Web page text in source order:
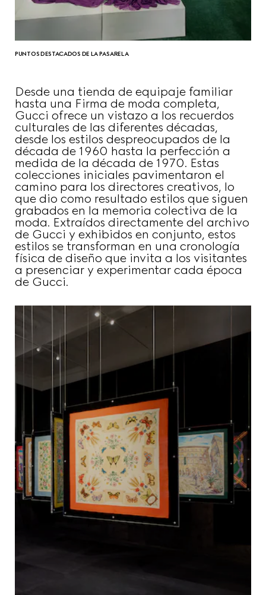
PUNTOS DESTACADOS DE LA PASARELA
Desde una tienda de equipaje familiar
hasta una Firma de moda completa,
Gucci ofrece un vistazo a los recuerdos
culturales de las diferentes décadas,
desde los estilos despreocupados de la
década de 1960 hasta la perfección a
medida de la década de 1970. Estas
colecciones iniciales pavimentaron el
camino para los directores creativos, lo
que dio como resultado estilos que siguen
grabados en la memoria colectiva de la
moda. Extraídos directamente del archivo
de Gucci y exhibidos en conjunto, estos
estilos se transforman en una cronología
física de diseño que invita a los visitantes
a presenciar y experimentar cada época
de Gucci.